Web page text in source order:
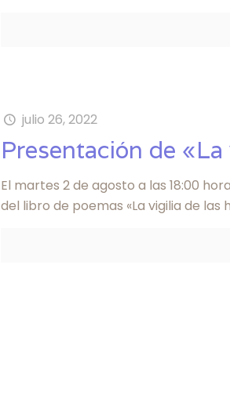
julio 26, 2022
Presentación de
El martes 2 de agosto a las 18:00
del libro de poemas «La vigilia de las